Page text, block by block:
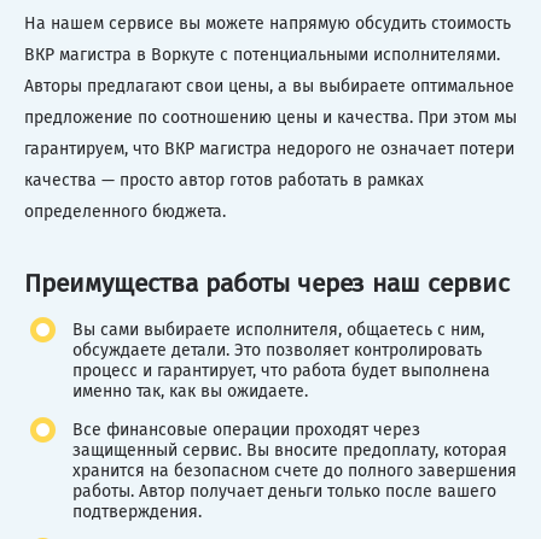
На нашем сервисе вы можете напрямую обсудить стоимость
ВКР магистра в Воркуте с потенциальными исполнителями.
Авторы предлагают свои цены, а вы выбираете оптимальное
предложение по соотношению цены и качества. При этом мы
гарантируем, что ВКР магистра недорого не означает потери
качества — просто автор готов работать в рамках
определенного бюджета.
Преимущества работы через наш сервис
Вы сами выбираете исполнителя, общаетесь с ним,
обсуждаете детали. Это позволяет контролировать
процесс и гарантирует, что работа будет выполнена
именно так, как вы ожидаете.
Все финансовые операции проходят через
защищенный сервис. Вы вносите предоплату, которая
хранится на безопасном счете до полного завершения
работы. Автор получает деньги только после вашего
подтверждения.